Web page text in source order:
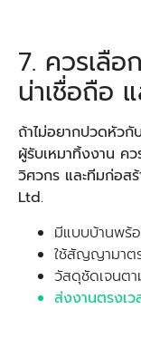
7. ควรเลื
น่าเชื่อถือ
ถ้าไม่อยากปวดหัวกั
ผู้รับเหมาทิ้งงาน ค
วิศวกร และทีมก่อส
Ltd.
มีแบบบ้านพร้
ใช้สัญญามาต
วัสดุชัดเจนต
ส่งงานตรงเ